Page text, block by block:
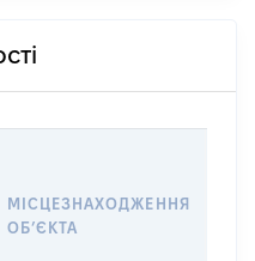
МІСЦЕЗНАХОДЖЕННЯ
ОБʼЄКТА